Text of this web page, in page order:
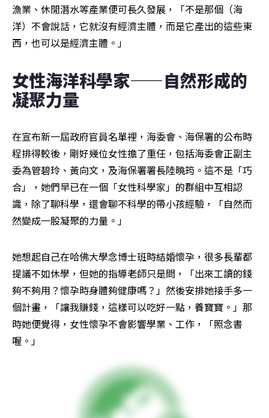
漁業、休閒潛水等產業便可長久發展，「不是那個（海
洋）不會說話，它就沒有經濟主體，而是它產出的這些東
西，也可以是經濟主體。」
女性海洋科學家——自然形成的
凝聚力量
在宣布新一屆政府官員名單裡，海委會、海保署的公布時
程排得較後，剛好幾位女性擔了重任，包括海委會正副主
委為管碧玲、黃向文，及海保署署長陸曉筠。這不是「巧
合」，她們早已在一個「女性科學家」的群組中互相認
識，除了聊科學，還會聊不科學的帶小孩經驗，「自然而
然變成一股凝聚的力量。」
她想起自己在哈佛大學念博士班時結婚懷孕，很多長輩都
提議不如休學，但她的指導老師只是問，「出來工讀的錢
夠不夠用？懷孕時身體夠健康嗎？」然後安排她接手多一
個計畫，「讓我賺錢，這樣可以吃好一點，養寶寶。」那
時她便覺得，女性懷孕不會影響學業、工作，「照念書
喔。」